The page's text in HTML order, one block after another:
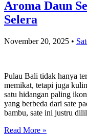
Aroma Daun
Selera
November 20, 2025 •
Pulau Bali tidak hanya
memikat, tetapi juga
satu hidangan paling
yang berbeda dari sate
bambu, sate ini justru
Read More »